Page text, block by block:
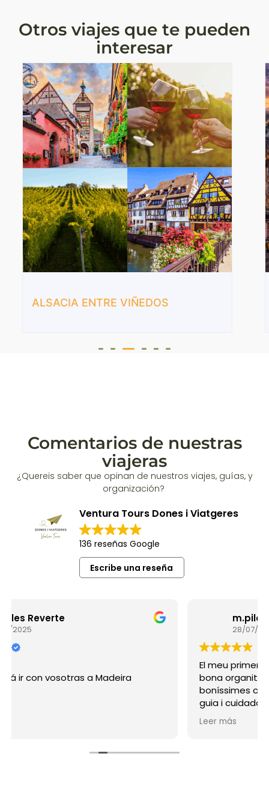
Otros viajes que te pueden
interesar
ALSACIA ENTRE VIÑEDOS
Comentarios de nuestras
viajeras
¿Quereis saber que opinan de nuestros viajes, guías, y
organización?
Ventura Tours Dones i Viatgeres
136 reseñas Google
Escribe una reseña
m.pilar subirats
El meu primer viatge amb elles, La Provença
bona organització, bon Hotel, bon taxista i
boníssimes companyes i Alba una excel·lent
guia i cuidadora de totes, espero poder tornar
a repetir, vos animo a viatjar en Dones i